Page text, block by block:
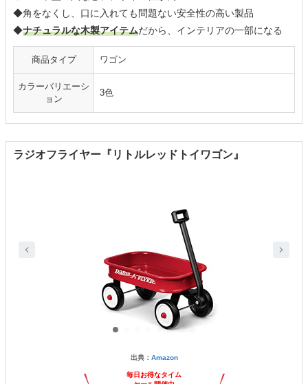
◆角をなくし、口に入れても問題ない安全性の高い製品
◆ナチュラルな木製アイテムだから、インテリアの一部になる
商品タイプ ワゴン
カラーバリエーシ
ョン
3色
ラジオフライヤー『リトルレッドトイワゴン』
出典： Amazon
毎日お得なタイム